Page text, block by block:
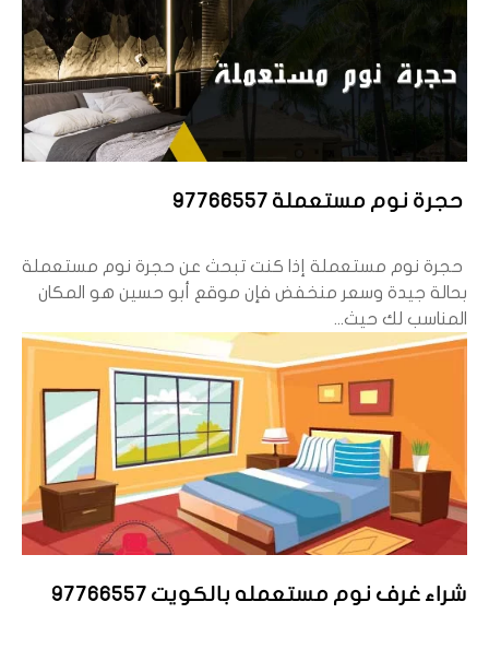
حجرة نوم مستعملة 97766557
حجرة نوم مستعملة إذا كنت تبحث عن حجرة نوم مستعملة
بحالة جيدة وسعر منخفض فإن موقع أبو حسين هو المكان
المناسب لك حيث...
شراء غرف نوم مستعمله بالكويت 97766557